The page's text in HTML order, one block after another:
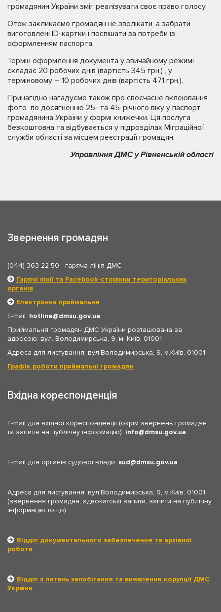
громадянин України зміг реалізувати своє право голосу.
Отож закликаємо громадян не зволікати, а забрати
виготовлені ID-картки і поспішати за потреби із
оформленням паспорта.
Термін оформлення документа у звичайному режимі
складає 20 робочих днів (вартість 345 грн.) , у
терміновому – 10 робочих днів (вартість 471 грн.).
Принагідно нагадуємо також про своєчасне вклеювання
фото по досягненню 25- та 45-річного віку у паспорт
громадянина України у формі книжечки. Ця послуга
безкоштовна та відбувається у підрозділах Міграційної
служби області за місцем реєстрації громадян.
Управління ДМС у Рівненській області
Звернення громадян
(044) 363-22-50 - гаряча лінія ДМС
Гарячі лінії та Facebook-сторінки територіальних
органів
Електронна приймальня
E-mail: hotline
dmsu.gov.ua
Приймальня громадян ДМС України розташована за
адресою: вул. Володимирська, 9, м. Київ, 01001
Адреса для листування: вул.Володимирська, 9, м.Київ, 01001
Графік роботи приймальні громадян
Вхідна кореспонденція
E-mail для вхідної кореспонденції (окрім звернень громадян
та запитів на публічну інформацію): info dmsu.gov.ua
E-mail для органів судової влади: sud dmsu.gov.ua
Адреса для листування: вул.Володимирська, 9, м.Київ, 01001
(звернення громадян, адвокатські запити, запити на публічну
інформацію тощо)
Відділ документального забезпечення та архівної
роботи
Відділ з питань запобігання та виявлення корупції ДМС
України